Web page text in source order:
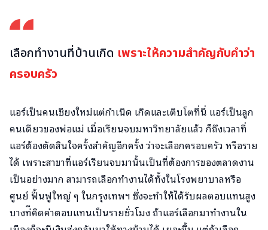
เลือกทำงานที่บ้านเกิด เพราะให้ความสำคัญกับคำว่า
ครอบครัว
แอร์เป็นคนเชียงใหม่แต่กำเนิด เกิดและเติบโตที่นี่ แอร์เป็นลูก
คนเดียวของพ่อแม่ เมื่อเรียนจบมหาวิทยาลัยแล้ว ก็ถึงเวลาที่
แอร์ต้องตัดสินใจครั้งสำคัญอีกครั้ง ว่าจะเลือกครอบครัว หรือราย
ได้ เพราะสาขาที่แอร์เรียนจบมานั้นเป็นที่ต้องการของตลาดงาน
เป็นอย่างมาก สามารถเลือกทำงานได้ทั้งในโรงพยาบาลหรือ
ศูนย์ ฟื้นฟูใหญ่ ๆ ในกรุงเทพฯ ซึ่งจะทำให้ได้รับผลตอบแทนสูง
บางท่ีคิดค่าตอบแทนเป็นรายชั่วโมง ถ้าแอร์เลือกมาทำงานใน